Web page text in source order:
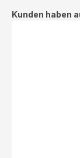
Produktgalerie
Kunden haben